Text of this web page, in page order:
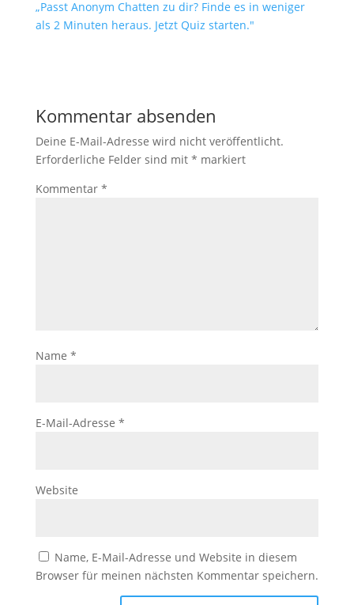
Kommentar absenden
Deine E-Mail-Adresse wird nicht veröffentlicht.
Erforderliche Felder sind mit * markiert
Kommentar *
Name *
E-Mail-Adresse *
Website
Name, E-Mail-Adresse und Website in diesem
Browser für meinen nächsten Kommentar speichern.